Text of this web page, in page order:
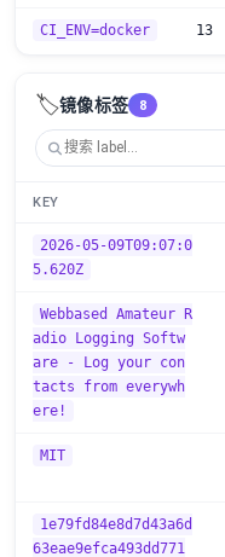
CI_ENV=docker 13
🏷️镜像标签 8
KEY
2026-05-09T09:07:0
5.620Z
Webbased Amateur R
adio Logging Softw
are - Log your con
tacts from everywh
ere!
MIT
1e79fd84e8d7d43a6d
63eae9efca493dd771